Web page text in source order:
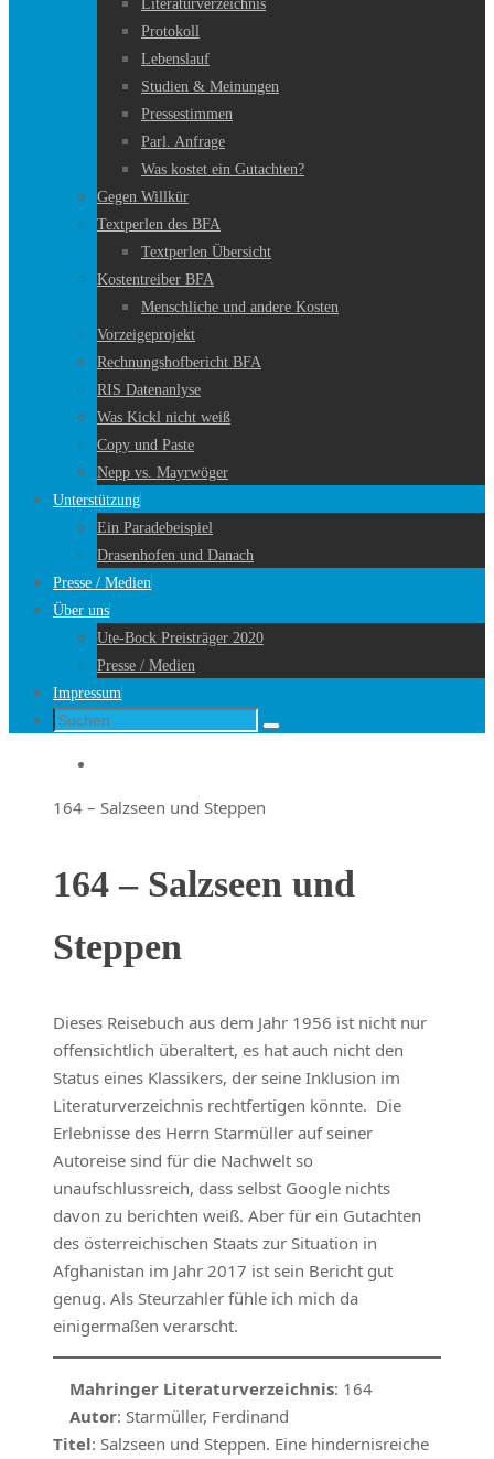
Literaturverzeichnis
Protokoll
Lebenslauf
Studien & Meinungen
Pressestimmen
Parl. Anfrage
Was kostet ein Gutachten?
Gegen Willkür
Textperlen des BFA
Textperlen Übersicht
Kostentreiber BFA
Menschliche und andere Kosten
Vorzeigeprojekt
Rechnungshofbericht BFA
RIS Datenanlyse
Was Kickl nicht weiß
Copy und Paste
Nepp vs. Mayrwöger
Unterstützung
Ein Paradebeispiel
Drasenhofen und Danach
Presse / Medien
Über uns
Ute-Bock Preisträger 2020
Presse / Medien
Impressum
Suche
Suchen
Startseite
164 – Salzseen und Steppen
164 – Salzseen und
Steppen
Dieses Reisebuch aus dem Jahr 1956 ist nicht nur
offensichtlich überaltert, es hat auch nicht den
Status eines Klassikers, der seine Inklusion im
Literaturverzeichnis rechtfertigen könnte. Die
Erlebnisse des Herrn Starmüller auf seiner
Autoreise sind für die Nachwelt so
unaufschlussreich, dass selbst Google nichts
davon zu berichten weiß. Aber für ein Gutachten
des österreichischen Staats zur Situation in
Afghanistan im Jahr 2017 ist sein Bericht gut
genug. Als Steurzahler fühle ich mich da
einigermaßen verarscht.
Mahringer Literaturverzeichnis: 164
Autor: Starmüller, Ferdinand
Titel: Salzseen und Steppen. Eine hindernisreiche